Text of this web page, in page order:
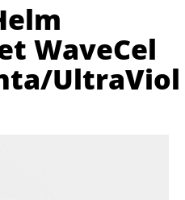
WaveCel
UltraViol